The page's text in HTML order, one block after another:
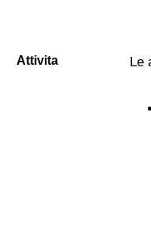
Attivita Le